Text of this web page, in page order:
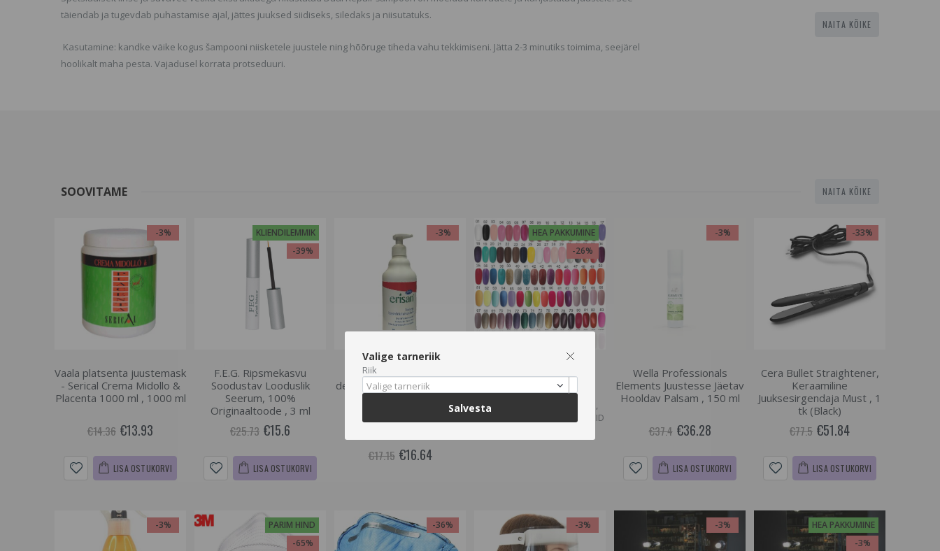
täiendab ja tugevdab puhastamise ajal, jättes juuksed siidiseks, siledaks ja niisutatuks.
Kasutamine: kandke väike kogus šampooni niisketele juustele ning hõõruge tiheda vahu tekkimiseni. Jätta 2-3 minutiks toimima, seejärel
hoolikalt maha pesta. Vajadusel korrata protseduuri.
NAITA KÕIKE
SOOVITAME NAITA KÕIKE
-3%
Vaala platsenta juustemask
- Serical Crema Midollo &
Placenta 1000 ml , 1000 ml
€14.36 €13.93
LISA OSTUKORVI
KLIENDILEMMIK
-39%
F.E.G. Ripsmekasvu
Soodustav Looduslik
Seerum, 100%
Originaaltoode , 3 ml
€25.73 €15.6
LISA OSTUKORVI
-3%
Antiseptiline geel käte
desinfitseerimiseks, Erisan
Isosept , 500 ml
€17.15 €16.64
HEA PAKKUMINE
-26%
Geellakk Aden, 10ml.
SORTIMENDIST VÄLJAS VÕI
POLE ENAM TOOTEVALIKUS,
VAADAKE SARNASEID TOOTEID
-3%
Wella Professionals
Elements Juustesse Jäetav
Hooldav Palsam , 150 ml
€37.4 €36.28
LISA OSTUKORVI
-33%
Cera Bullet Straightener,
Keraamiline
Juuksesirgendaja Must , 1
tk (Black)
€77.5 €51.84
LISA OSTUKORVI
-3%
PARIM HIND
-65%
-36% -3% -3%
HEA PAKKUMINE
-3%
Valige tarneriik
Riik
Valige tarneriik
Salvesta